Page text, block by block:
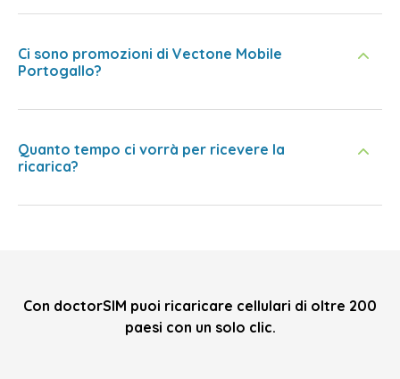
Ci sono promozioni di Vectone Mobile
Portogallo?
Quanto tempo ci vorrà per ricevere la
ricarica?
Con doctorSIM puoi ricaricare cellulari di oltre 200
paesi con un solo clic.